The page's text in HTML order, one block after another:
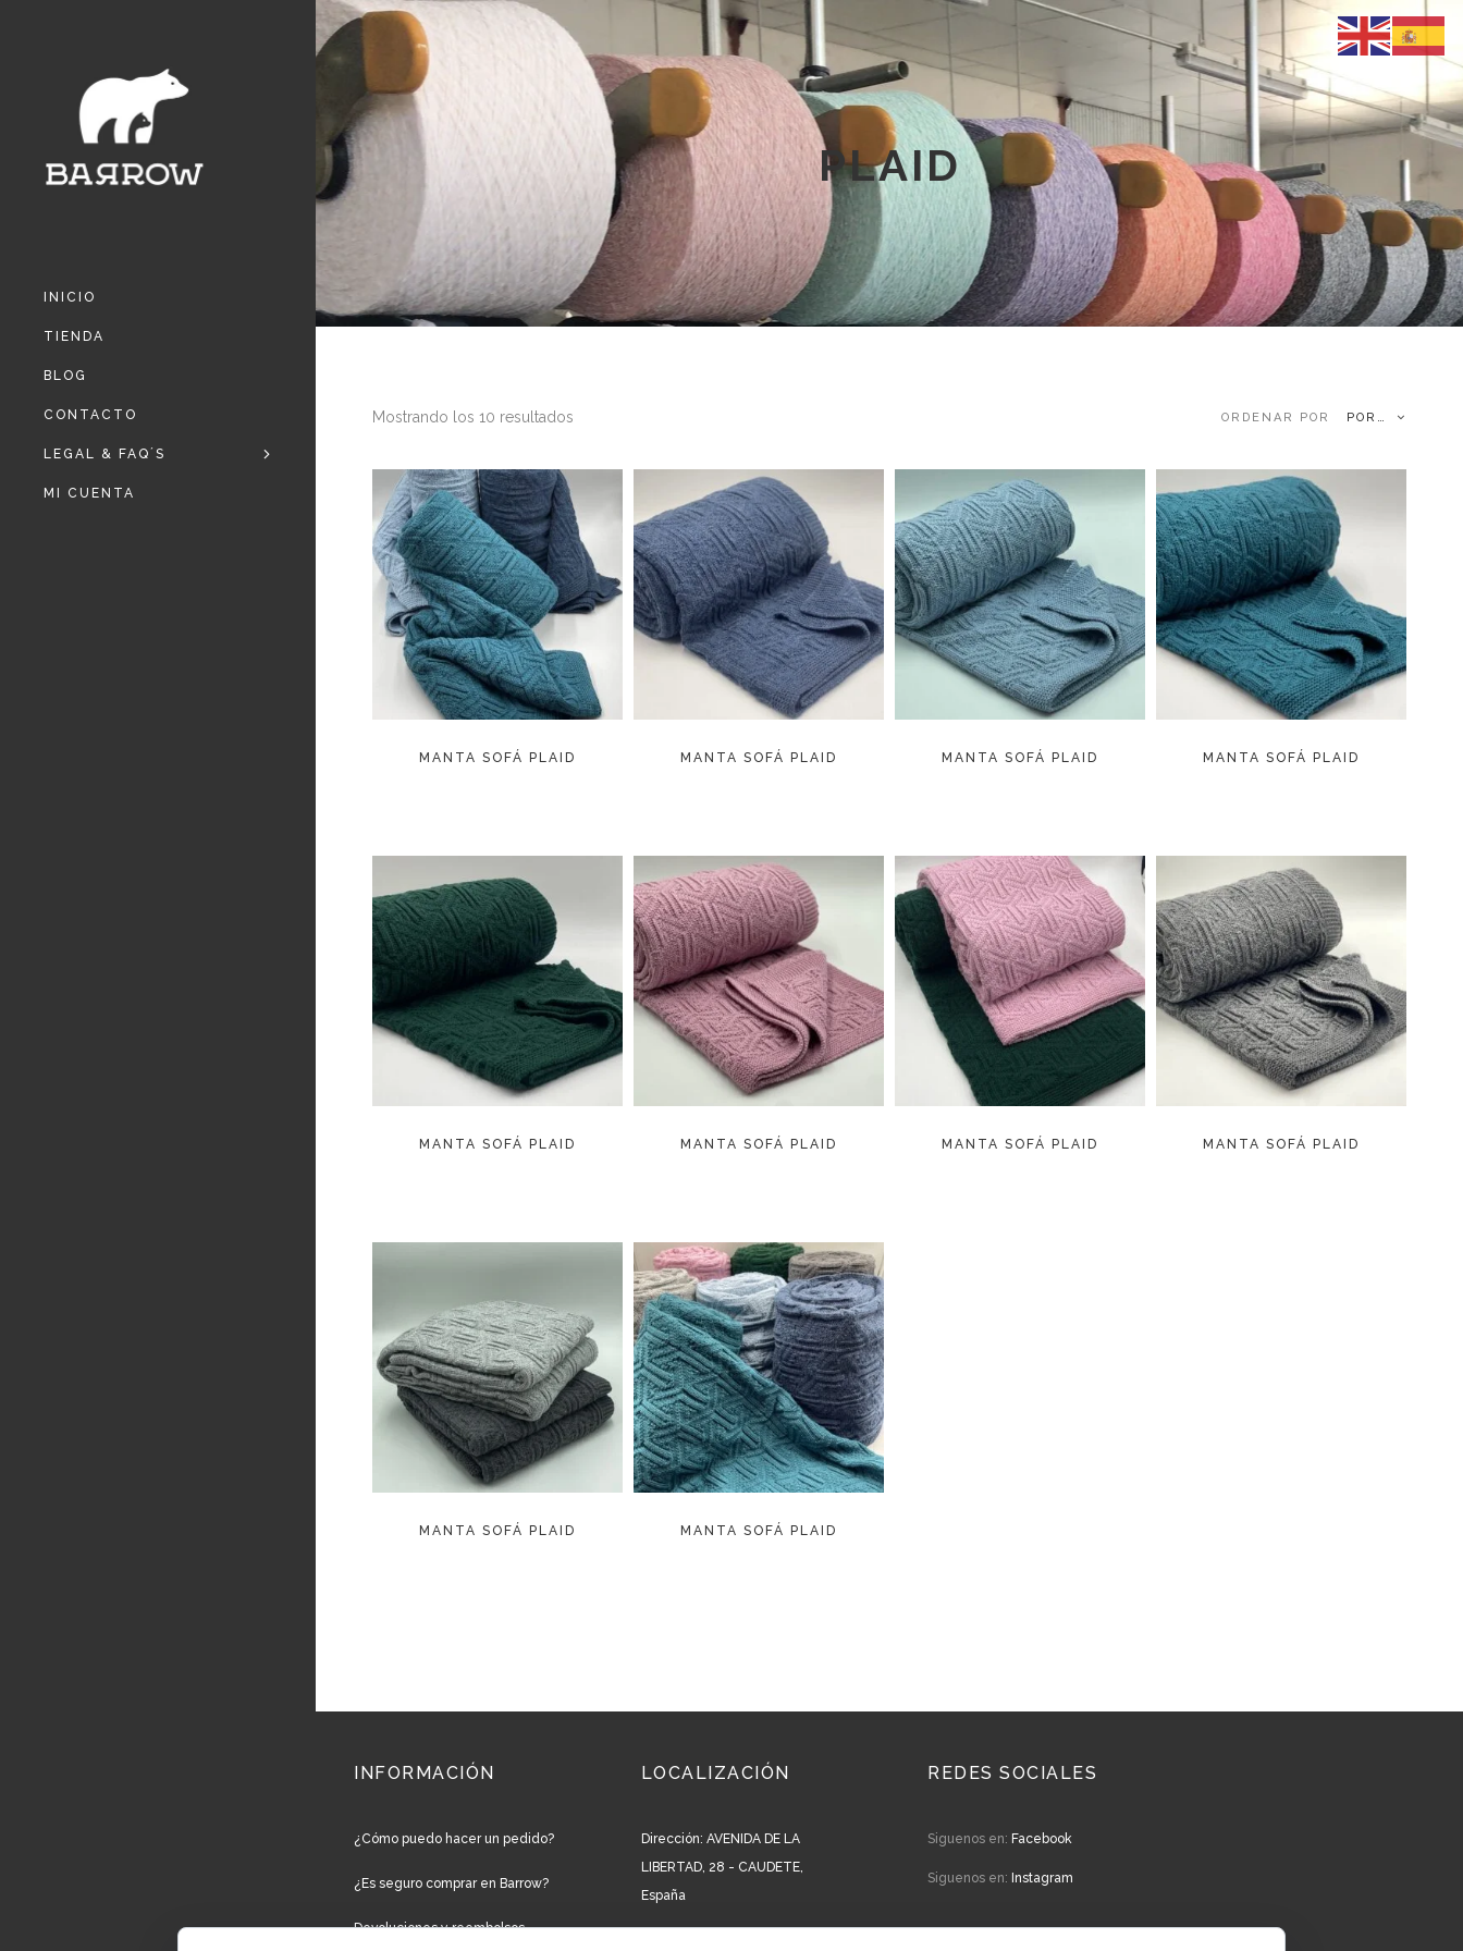
INICIO
TIENDA
BLOG
CONTACTO
LEGAL & FAQ´S
MI CUENTA
PLAID
Mostrando los 10 resultados POR DEFECTO
LEER MÁS
MANTA SOFÁ PLAID
LEER MÁS
MANTA SOFÁ PLAID
LEER MÁS
MANTA SOFÁ PLAID
LEER MÁS
MANTA SOFÁ PLAID
LEER MÁS
MANTA SOFÁ PLAID
LEER MÁS
MANTA SOFÁ PLAID
LEER MÁS
MANTA SOFÁ PLAID
LEER MÁS
MANTA SOFÁ PLAID
LEER MÁS
MANTA SOFÁ PLAID
LEER MÁS
MANTA SOFÁ PLAID
INFORMACIÓN
¿Cómo puedo hacer un pedido?
¿Es seguro comprar en Barrow?
Devoluciones y reembolsos
LOCALIZACIÓN
Dirección: AVENIDA DE LA
LIBERTAD, 28 - CAUDETE,
España
REDES SOCIALES
Siguenos en: Facebook
Siguenos en: Instagram